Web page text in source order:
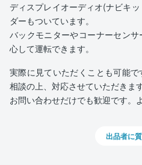
ディスプレイオーディオ(ナビキ
ダーもついています。
バックモニターやコーナーセン
心して運転できます。
実際に見ていただくことも可能
相談の上、対応させていただきます
お問い合わせだけでも歓迎です。
出品者に